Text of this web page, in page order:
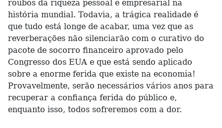
roubos da riqueza pessoal e empresarial na
história mundial. Todavia, a trágica realidade é
que tudo está longe de acabar, uma vez que as
reverberações não silenciarão com o curativo do
pacote de socorro financeiro aprovado pelo
Congresso dos EUA e que está sendo aplicado
sobre a enorme ferida que existe na economia!
Provavelmente, serão necessários vários anos para
recuperar a confiança ferida do público e,
enquanto isso, todos sofreremos com a dor.